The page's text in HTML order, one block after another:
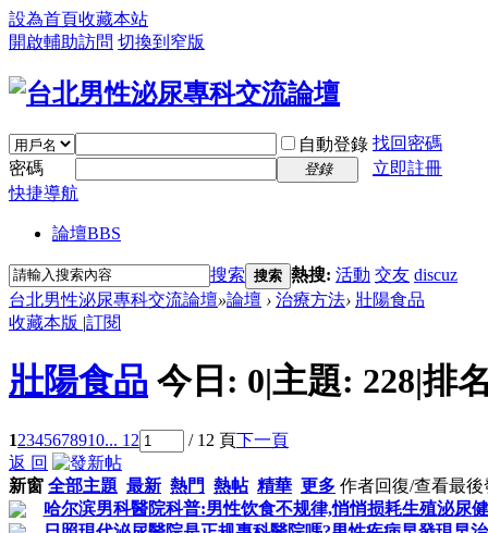
設為首頁收藏本站
開啟輔助訪問 切換到窄版
自動登錄 找回密碼
密碼
登錄
立即註冊
快捷導航
論壇BBS
搜索 搜索 熱搜: 活動 交友 discuz
台北男性泌尿專科交流論壇»論壇 › 治療方法› 壯陽食品
收藏本版 |訂閱
壯陽食品 今日: 0|主題: 228|排
12345678910... 12 / 12 頁下一頁
返 回
新窗 全部主題 最新 熱門 熱帖 精華 更多 作者回復/查看最後
哈尔滨男科醫院科普:男性饮食不规律,悄悄损耗生殖泌尿